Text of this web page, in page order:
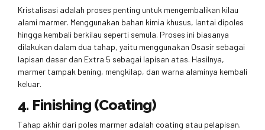
Kristalisasi adalah proses penting untuk mengembalikan kilau
alami marmer. Menggunakan bahan kimia khusus, lantai dipoles
hingga kembali berkilau seperti semula. Proses ini biasanya
dilakukan dalam dua tahap, yaitu menggunakan Osasir sebagai
lapisan dasar dan Extra 5 sebagai lapisan atas. Hasilnya,
marmer tampak bening, mengkilap, dan warna alaminya kembali
keluar.
4. Finishing (Coating)
Tahap akhir dari poles marmer adalah coating atau pelapisan.